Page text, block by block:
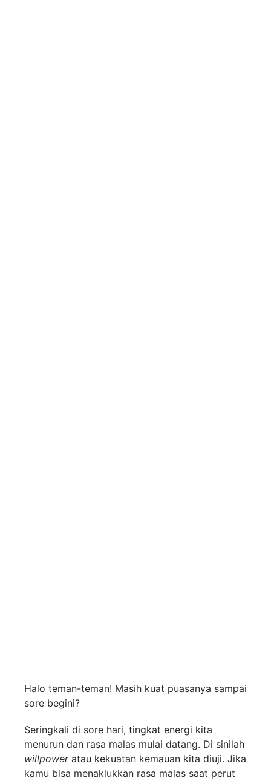
Halo teman-teman! Masih kuat puasanya sampai
sore begini?
Seringkali di sore hari, tingkat energi kita
menurun dan rasa malas mulai datang. Di sinilah
willpoweratau kekuatan kemauan kita diuji. Jika
kamu bisa menaklukkan rasa malas saat perut